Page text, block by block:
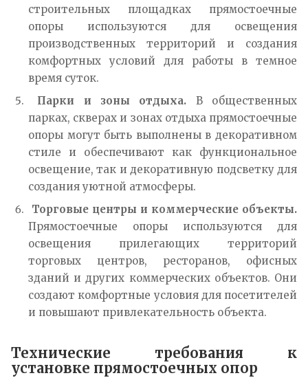
строительных площадках прямостоечные
опоры используются для освещения
производственных территорий и создания
комфортных условий для работы в темное
время суток.
Парки и зоны отдыха. В общественных
парках, скверах и зонах отдыха прямостоечные
опоры могут быть выполнены в декоративном
стиле и обеспечивают как функциональное
освещение, так и декоративную подсветку для
создания уютной атмосферы.
Торговые центры и коммерческие объекты.
Прямостоечные опоры используются для
освещения прилегающих территорий
торговых центров, ресторанов, офисных
зданий и других коммерческих объектов. Они
создают комфортные условия для посетителей
и повышают привлекательность объекта.
Технические требования к
установке прямостоечных опор